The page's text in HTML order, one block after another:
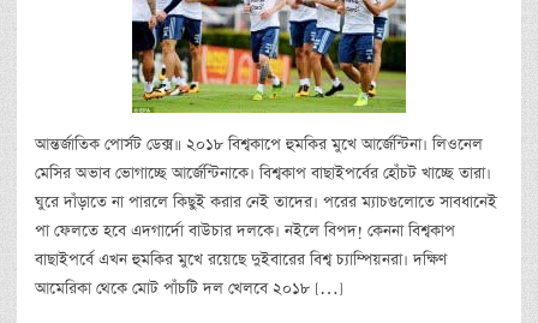
আন্তর্জাতিক পোর্সট ডেক্স॥ ২০১৮ বিশ্বকাপে হুমকির মুখে আর্জেন্টিনা। লিওনেল
মেসির অভাব ভোগাচ্ছে আর্জেন্টিনাকে। বিশ্বকাপ বাছাইপর্বের হোঁচট খাচ্ছে তারা।
ঘুরে দাঁড়াতে না পারলে কিছুই করার নেই তাদের। পরের ম্যাচগুলোতে সাবধানেই
পা ফেলতে হবে এদগার্দো বাউচার দলকে। নইলে বিপদ! কেননা বিশ্বকাপ
বাছাইপর্বে এখন হুমকির মুখে রয়েছে দুইবারের বিশ্ব চ্যাম্পিয়নরা। দক্ষিণ
আমেরিকা থেকে মোট পাঁচটি দল খেলবে ২০১৮ […]